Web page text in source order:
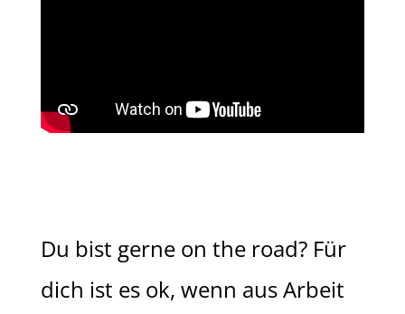
Du bist gerne on the road? Für
dich ist es ok, wenn aus Arbeit